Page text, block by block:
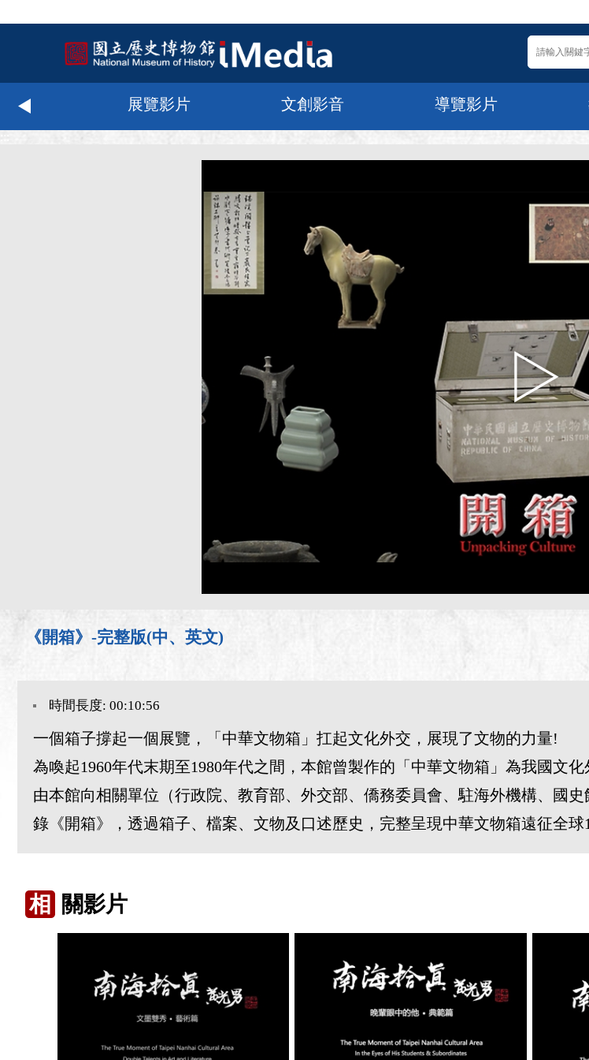
技 展覽影片 文創影音 導覽影片
《開箱》-完整版(中、英文)
時間長度: 00:10:56
一個箱子撐起一個展覽，「中華文物箱」扛起文化外交，展現了文物的力量!
為喚起1960年代末期至1980年代之間，本館曾製作的「中華文物箱」為我國文
由本館向相關單位（行政院、教育部、外交部、僑務委員會、駐海外機構、國
錄《開箱》，透過箱子、檔案、文物及口述歷史，完整呈現中華文物箱遠征全球
相 關影片